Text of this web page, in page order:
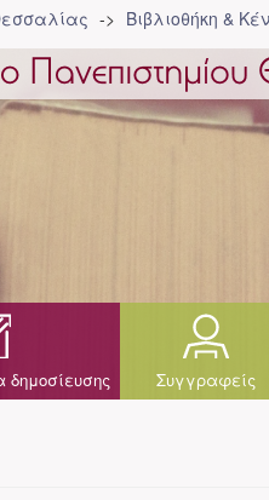
Βιβλιοθήκη &
δημοσίευσης Συγγραφείς